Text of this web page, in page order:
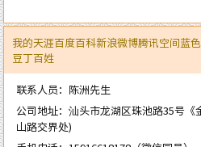
我的天涯百度百科新浪微博腾讯空间蓝
豆丁百姓
联系人员：陈洲先生
公司地址：汕头市龙湖区珠池路35号
山路交界处)